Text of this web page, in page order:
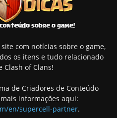
com notícias sobre o game,
os itens e tudo relacionado
Clash of Clans!
de Criadores de Conteúdo
informações aqui:
en/supercell-partner.